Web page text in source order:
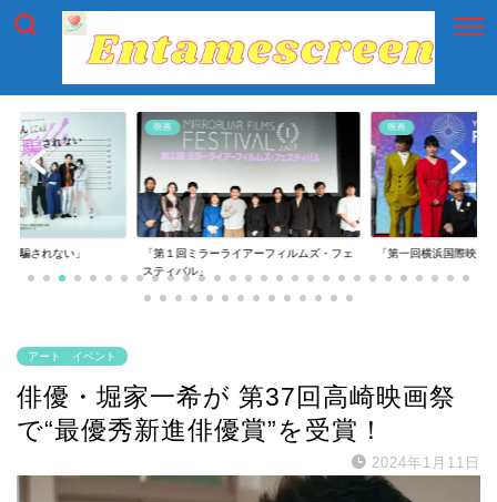
は騙されない」
映画
「第１回ミラーライアーフィルムズ・フェ
スティバル」
映画
「第一回横浜国際映画
アート イベント
俳優・堀家一希が 第37回高崎映画祭
で“最優秀新進俳優賞”を受賞！
2024年1月11日